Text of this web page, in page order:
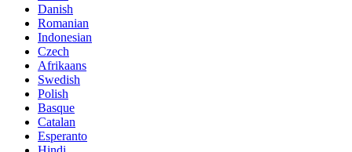
Danish
Romanian
Indonesian
Czech
Afrikaans
Swedish
Polish
Basque
Catalan
Esperanto